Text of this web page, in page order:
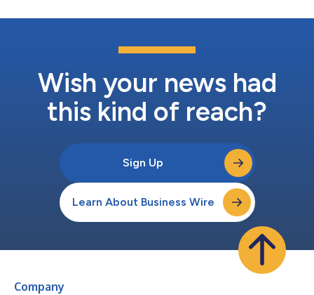
Wish your news had
this kind of reach?
Sign Up
Learn About Business Wire
Company